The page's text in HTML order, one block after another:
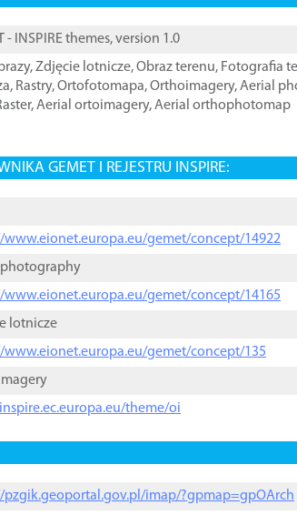
- INSPIRE themes, version 1.0
,Zdjęcie lotnicze,Obraz terenu, Fotografia
, Rastry,Ortofotomapa,Orthoimagery,Aerial
,Aerial ortoimagery,Aerial orthophotomap
GEMET I REJESTRU INSPIRE:
www.eionet.europa.eu/gemet/concept/14922
www.eionet.europa.eu/gemet/concept/14165
lotnicze
www.eionet.europa.eu/gemet/concept/135
theme/oi
pzgik.geoportal.gov.pl/imap/?gpmap=gpOArch